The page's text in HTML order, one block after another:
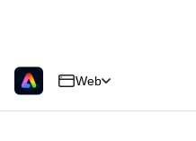
Web